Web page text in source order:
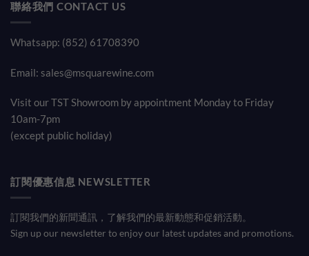
聯絡我們 CONTACT US
Whatsapp: (852) 61708390
Email: sales@msquarewine.com
Visit our TST Showroom by appointment Monday to Friday
10am-7pm
(except public holiday)
訂閱優惠信息 NEWSLETTER
訂閱我們的新聞通訊，了解我們的最新動態和促銷活動。
Sign up our newsletter to enjoy our latest updates and promotions.